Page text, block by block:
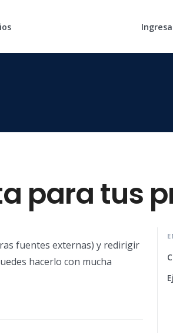
para tus
fuentes externas) y redirigir
hacerlo con mucha